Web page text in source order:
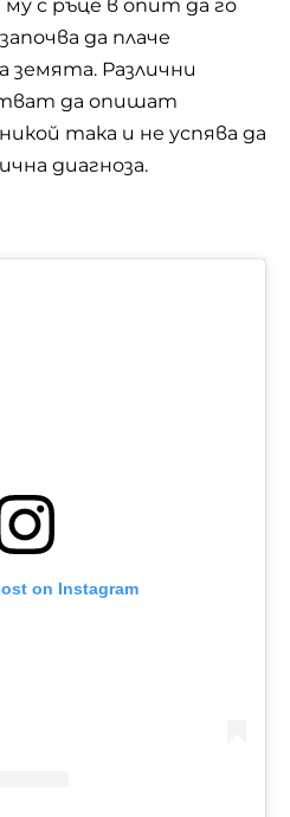
с ръце в опит да го
да плаче
Различни
да опишат
така и не успява да
диагноза.
on Instagram